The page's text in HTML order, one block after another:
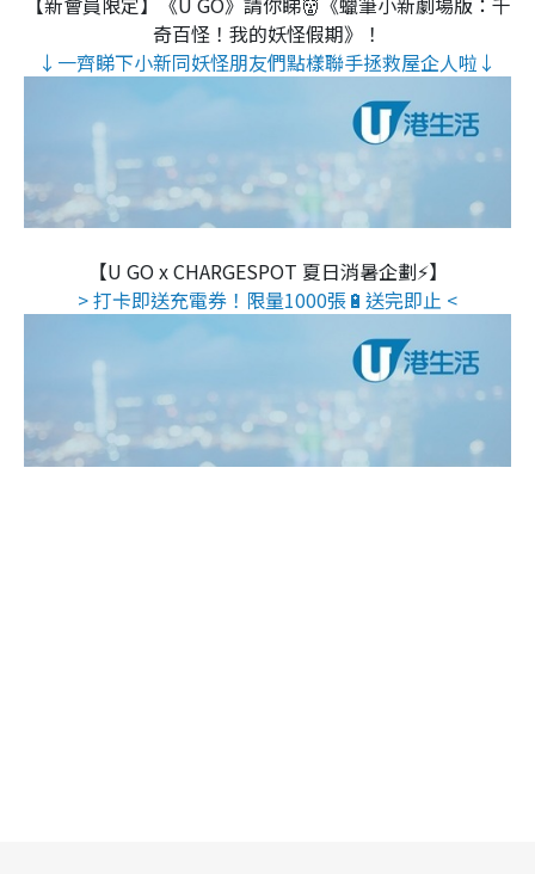
奇百怪！我的妖怪假期》！
↓一齊睇下小新同妖怪朋友們點樣聯手拯救屋企人啦↓
【U GO x CHARGESPOT 夏日消暑企劃⚡】
> 打卡即送充電券！限量1000張🔋送完即止 <